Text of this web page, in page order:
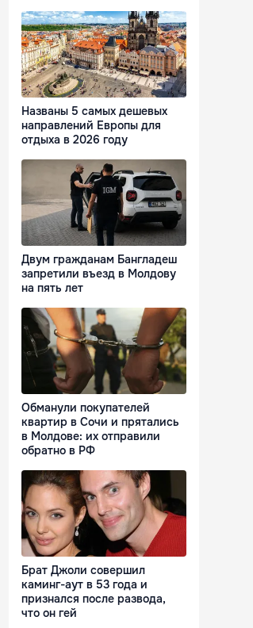
Названы 5 самых дешевых
направлений Европы для
отдыха в 2026 году
Двум гражданам Бангладеш
запретили въезд в Молдову
на пять лет
Обманули покупателей
квартир в Сочи и прятались
в Молдове: их отправили
обратно в РФ
Брат Джоли совершил
каминг-аут в 53 года и
признался после развода,
что он гей